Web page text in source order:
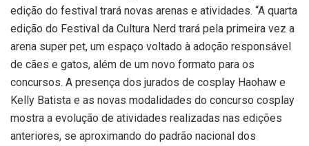
edição do festival trará novas arenas e atividades. “A quarta
edição do Festival da Cultura Nerd trará pela primeira vez a
arena super pet, um espaço voltado à adoção responsável
de cães e gatos, além de um novo formato para os
concursos. A presença dos jurados de cosplay Haohaw e
Kelly Batista e as novas modalidades do concurso cosplay
mostra a evolução de atividades realizadas nas edições
anteriores, se aproximando do padrão nacional dos